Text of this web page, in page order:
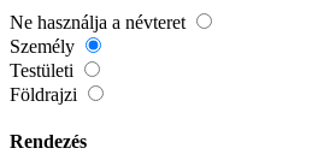
Ne használja a névteret
Személy
Testületi
Földrajzi
Rendezés